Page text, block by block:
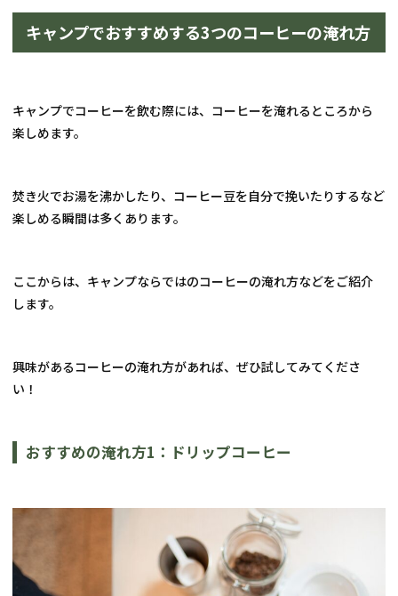
キャンプでおすすめする3つのコーヒーの淹れ方
キャンプでコーヒーを飲む際には、コーヒーを淹れるところから
楽しめます。
焚き火でお湯を沸かしたり、コーヒー豆を自分で挽いたりするなど
楽しめる瞬間は多くあります。
ここからは、キャンプならではのコーヒーの淹れ方などをご紹介
します。
興味があるコーヒーの淹れ方があれば、ぜひ試してみてくださ
い！
おすすめの淹れ方1：ドリップコーヒー